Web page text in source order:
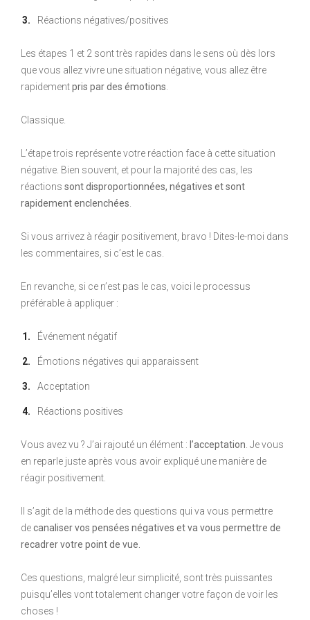
Réactions négatives/positives
Les étapes 1 et 2 sont très rapides dans le sens où dès lors
que vous allez vivre une situation négative, vous allez être
rapidementpris par des émotions
Classique.
L’étape trois représente votre réaction face à cette situation
négative. Bien souvent, et pour la majorité des cas, les
réactions sont disproportionnées, négatives et sont
rapidement enclenchées
Si vous arrivez à réagir positivement, bravo ! Dites-le-moi dans
les commentaires, si c’est le cas.
En revanche, si ce n’est pas le cas, voici le processus
préférable à appliquer :
Événement négatif
Émotions négatives qui apparaissent
Acceptation
Réactions positives
Vous avez vu ? J’ai rajouté un élément : l’acceptation . Je vous
en reparle juste après vous avoir expliqué une manière de
réagir positivement.
Il s’agit de la méthode des questions qui va vous permettre
decanaliser vos pensées négatives et va vous permettre de
recadrer votre point de vue.
Ces questions, malgré leur simplicité, sont très puissantes
puisqu’elles vont totalement changer votre façon de voir les
choses !